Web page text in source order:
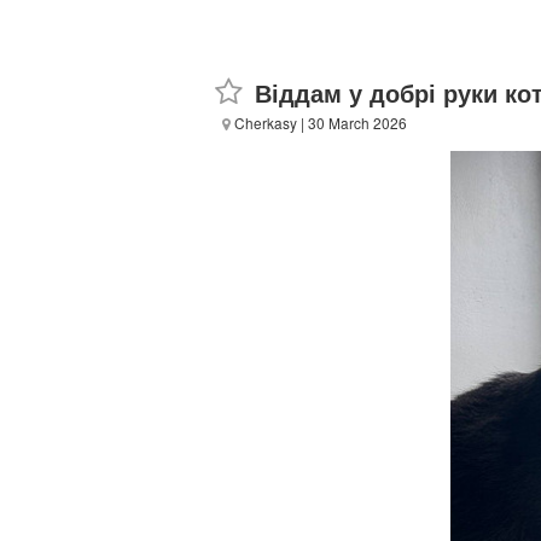
Віддам у добрі руки
Cherkasy | 30 March 2026